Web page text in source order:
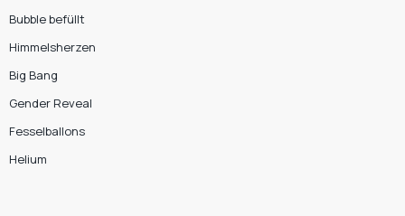
Bubble befüllt
Himmelsherzen
Big Bang
Gender Reveal
Fesselballons
Helium